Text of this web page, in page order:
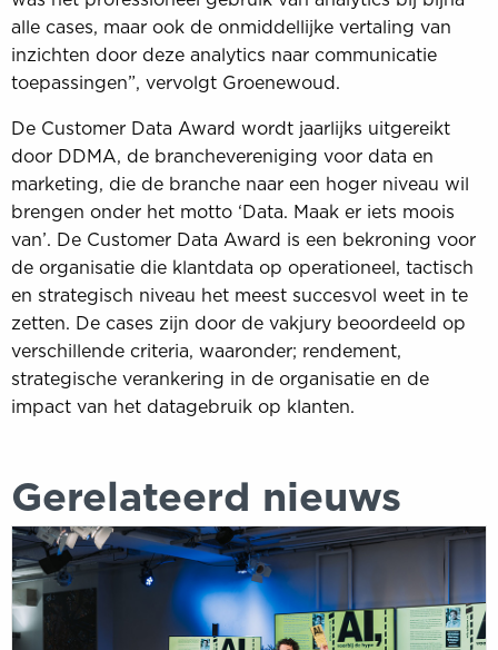
alle cases, maar ook de onmiddellijke vertaling van
inzichten door deze analytics naar communicatie
toepassingen”, vervolgt Groenewoud.
De Customer Data Award wordt jaarlijks uitgereikt
door DDMA, de branchevereniging voor data en
marketing, die de branche naar een hoger niveau wil
brengen onder het motto ‘Data. Maak er iets moois
van’. De Customer Data Award is een bekroning voor
de organisatie die klantdata op operationeel, tactisch
en strategisch niveau het meest succesvol weet in te
zetten. De cases zijn door de vakjury beoordeeld op
verschillende criteria, waaronder; rendement,
strategische verankering in de organisatie en de
impact van het datagebruik op klanten.
Gerelateerd nieuws
DDMA
NEXT
krijgt
vorm: